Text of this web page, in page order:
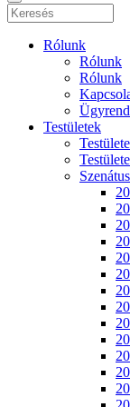
Rólunk
Rólunk
Rólunk
Testületek
Szenátus